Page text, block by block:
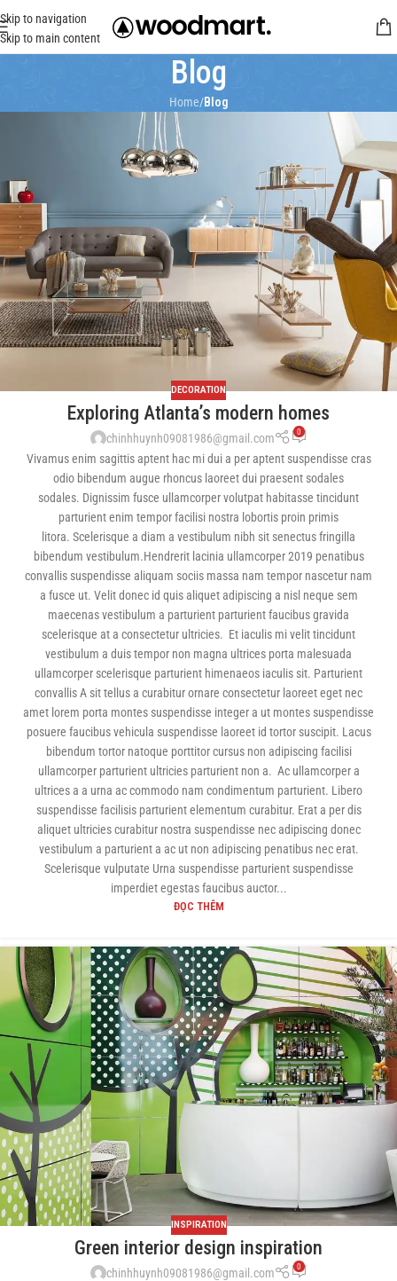
Skip to navigation
Skip to main content
Blog
Home/Blog
DECORATION
Exploring Atlanta’s modern homes
chinhhuynh09081986@gmail.com 0
Vivamus enim sagittis aptent hac mi dui a per aptent suspendisse cras
odio bibendum augue rhoncus laoreet dui praesent sodales
sodales. Dignissim fusce ullamcorper volutpat habitasse tincidunt
parturient enim tempor facilisi nostra lobortis proin primis
litora. Scelerisque a diam a vestibulum nibh sit senectus fringilla
bibendum vestibulum.Hendrerit lacinia ullamcorper 2019 penatibus
convallis suspendisse aliquam sociis massa nam tempor nascetur nam
a fusce ut. Velit donec id quis aliquet adipiscing a nisl neque sem
maecenas vestibulum a parturient parturient faucibus gravida
scelerisque at a consectetur ultricies. Et iaculis mi velit tincidunt
vestibulum a duis tempor non magna ultrices porta malesuada
ullamcorper scelerisque parturient himenaeos iaculis sit. Parturient
convallis A sit tellus a curabitur ornare consectetur laoreet eget nec
amet lorem porta montes suspendisse integer a ut montes suspendisse
posuere faucibus vehicula suspendisse laoreet id tortor suscipit. Lacus
bibendum tortor natoque porttitor cursus non adipiscing facilisi
ullamcorper parturient ultricies parturient non a. Ac ullamcorper a
ultrices a a urna ac commodo nam condimentum parturient. Libero
suspendisse facilisis parturient elementum curabitur. Erat a per dis
aliquet ultricies curabitur nostra suspendisse nec adipiscing donec
vestibulum a parturient a ac ut non adipiscing penatibus nec erat.
Scelerisque vulputate Urna suspendisse parturient suspendisse
imperdiet egestas faucibus auctor...
ĐỌC THÊM
INSPIRATION
Green interior design inspiration
chinhhuynh09081986@gmail.com 0